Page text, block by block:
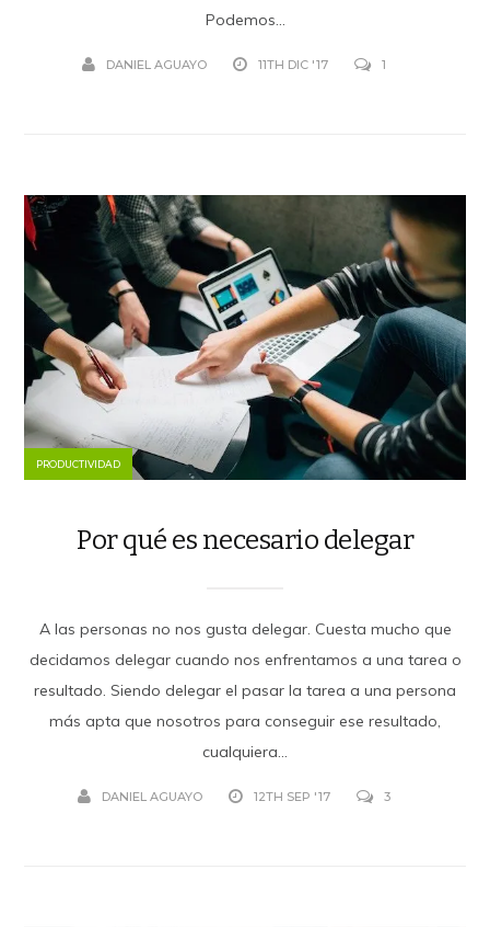
Podemos...
DANIEL AGUAYO 11TH DIC '17 1
PRODUCTIVIDAD
Por qué es necesario delegar
A las personas no nos gusta delegar. Cuesta mucho que
decidamos delegar cuando nos enfrentamos a una tarea o
resultado. Siendo delegar el pasar la tarea a una persona
más apta que nosotros para conseguir ese resultado,
cualquiera...
DANIEL AGUAYO 12TH SEP '17 3